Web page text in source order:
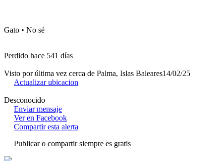
Gato • No sé
Perdido hace 541 días
Visto por última vez cerca de Palma, Islas Baleares14/02/25
Actualizar ubicacion
Desconocido
Enviar mensaje
Ver en Facebook
Compartir esta alerta
Publicar o compartir siempre es gratis